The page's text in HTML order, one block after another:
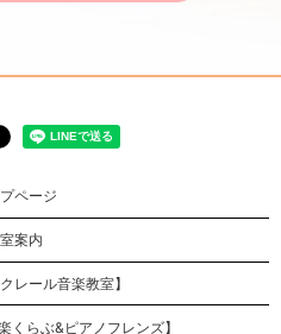
ページ
案内
レール音楽教室】
くらぶ&ピアノフレンズ】